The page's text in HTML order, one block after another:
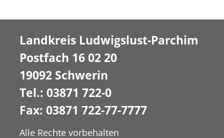
Landkreis Ludwigslust-Parchim
Postfach 16 02 20
19092 Schwerin
Tel.: 03871 722-0
Fax: 03871 722-77-7777
Alle Rechte vorbehalten